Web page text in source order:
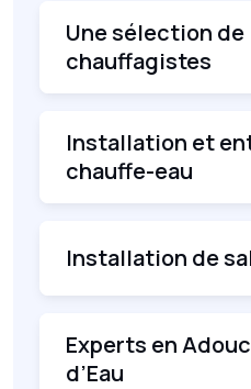
Une sélection de
chauffagistes
Installation et
chauffe-eau
Installation de
Experts en
d’Eau